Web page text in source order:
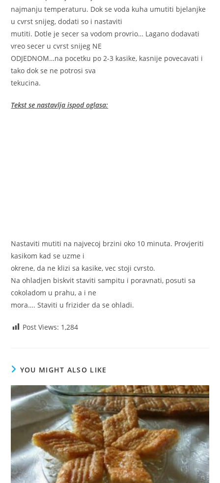
najmanju temperaturu. Dok se voda kuha umutiti bjelanjke
u cvrst snijeg, dodati so i nastaviti
mutiti. Dotle je secer sa vodom provrio… Lagano dodavati
vreo secer u cvrst snijeg NE
ODJEDNOM…na pocetku po 2-3 kasike, kasnije povecavati i
tako dok se ne potrosi sva
tekucina.
Tekst se nastavlja ispod oglasa:
Nastaviti mutiti na najvecoj brzini oko 10 minuta. Provjeriti
kasikom kad se uzme i
okrene, da ne klizi sa kasike, vec stoji cvrsto.
Na ohladjen biskvit staviti sampitu i poravnati, posuti sa
cokoladom u prahu, a i ne
mora…. Staviti u frizider da se ohladi.
Post Views: 1,284
YOU MIGHT ALSO LIKE